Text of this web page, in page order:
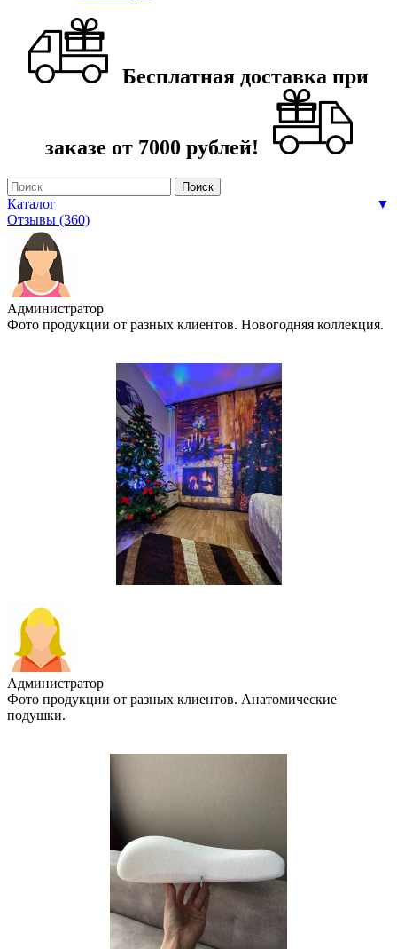
Бесплатная доставка при
заказе от 7000 рублей!
Каталог
▼
Отзывы (360)
Администратор
Фото продукции от разных клиентов. Новогодняя коллекция.
Администратор
Фото продукции от разных клиентов. Анатомические
подушки.